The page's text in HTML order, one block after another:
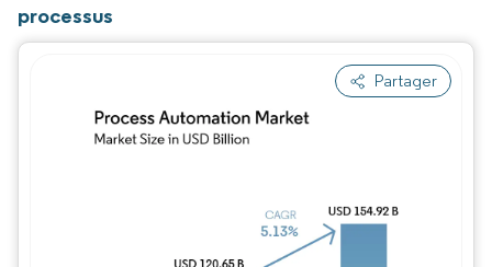
processus
Partager